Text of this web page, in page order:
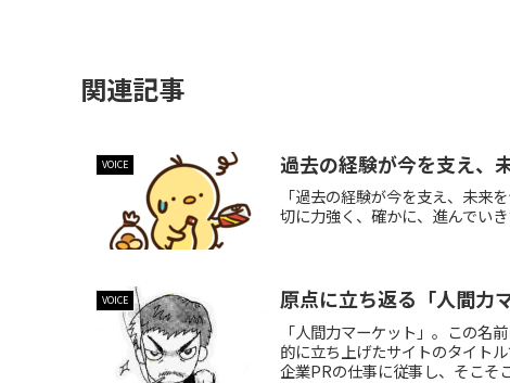
関連記事
VOICE 過去の経験が今を支え、
「過去の経験が今を支え、未来
切に力強く、確かに、進んでいき
VOICE 原点に立ち返る「人間力
「人間力マーケット」。この名
的に立ち上げたサイトのタイト
企業PRの仕事に従事し、そこそ